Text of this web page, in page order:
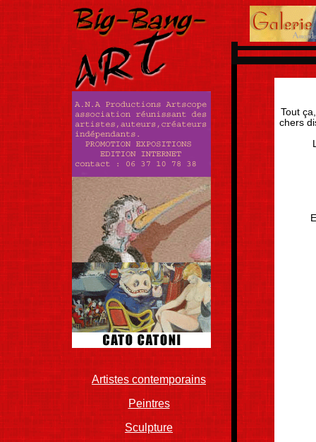
Artistes contemporains
Peintres
Sculpture
Tout
chers